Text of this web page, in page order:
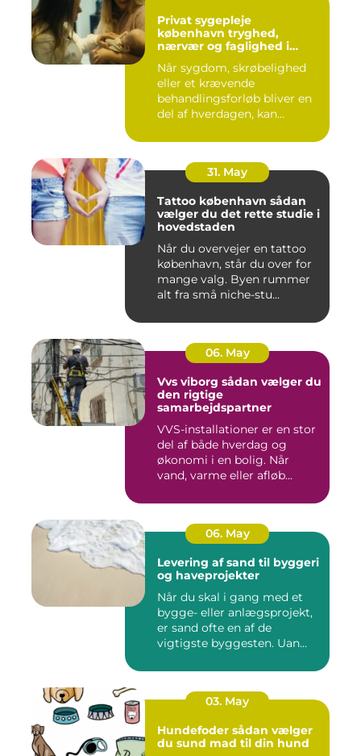
Privat sygepleje
københavn tryghed,
nærvær og faglighed i
Når sygdom, skrøbelighed
eller et krævende
behandlingsforløb bliver en
del af hverdagen, kan
31. May
Tattoo københavn sådan
vælger du det rette studie i
hovedstaden
Når du overvejer en tattoo
københavn, står du over for
mange valg. Byen rummer
alt fra små niche-stu...
06. May
Vvs viborg sådan vælger du
den rigtige
samarbejdspartner
VVS-installationer er en stor
del af både hverdag og
økonomi i en bolig. Når
vand, varme eller afløb...
06. May
Levering af sand til byggeri
og haveprojekter
Når du skal i gang med et
bygge- eller anlægsprojekt,
er sand ofte en af de
vigtigste byggesten. Uan...
03. May
Hundefoder sådan vælger
du sund mad til din hund